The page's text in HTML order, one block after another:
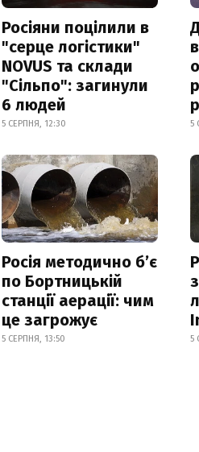
Росіяни поцілили в
"серце логістики"
NOVUS та склади
"Сільпо": загинули
6 людей
5 СЕРПНЯ, 12:30 5
Росія методично б’є
по Бортницькій
станції аерації: чим
це загрожує
5 СЕРПНЯ, 13:50 5